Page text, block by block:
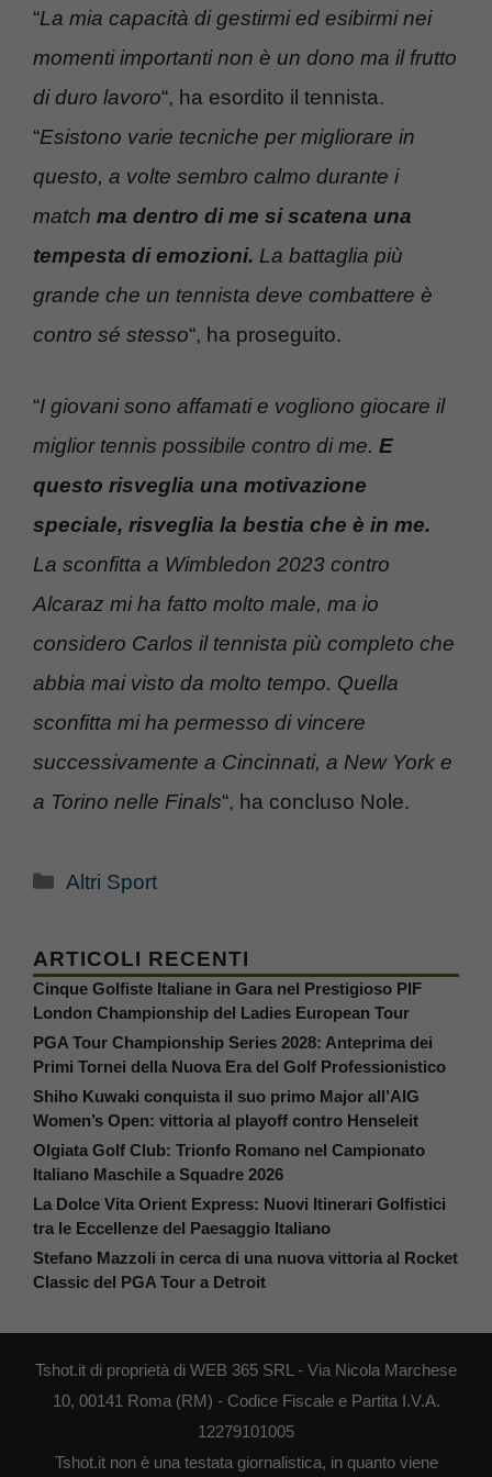
“La mia capacità di gestirmi ed esibirmi nei
momenti importanti non è un dono ma il frutto
di duro lavoro“, ha esordito il tennista.
“Esistono varie tecniche per migliorare in
questo, a volte sembro calmo durante i
match ma dentro di me si scatena una
tempesta di emozioni. La battaglia più
grande che un tennista deve combattere è
contro sé stesso“, ha proseguito.
“I giovani sono affamati e vogliono giocare il
miglior tennis possibile contro di me. E
questo risveglia una motivazione
speciale, risveglia la bestia che è in me.
La sconfitta a Wimbledon 2023 contro
Alcaraz mi ha fatto molto male, ma io
considero Carlos il tennista più completo che
abbia mai visto da molto tempo. Quella
sconfitta mi ha permesso di vincere
successivamente a Cincinnati, a New York e
a Torino nelle Finals“, ha concluso Nole.
Categorie
Altri Sport
ARTICOLI RECENTI
Cinque Golfiste Italiane in Gara nel Prestigioso PIF
London Championship del Ladies European Tour
PGA Tour Championship Series 2028: Anteprima dei
Primi Tornei della Nuova Era del Golf Professionistico
Shiho Kuwaki conquista il suo primo Major all’AIG
Women’s Open: vittoria al playoff contro Henseleit
Olgiata Golf Club: Trionfo Romano nel Campionato
Italiano Maschile a Squadre 2026
La Dolce Vita Orient Express: Nuovi Itinerari Golfistici
tra le Eccellenze del Paesaggio Italiano
Stefano Mazzoli in cerca di una nuova vittoria al Rocket
Classic del PGA Tour a Detroit
Tshot.it di proprietà di WEB 365 SRL - Via Nicola Marchese
10, 00141 Roma (RM) - Codice Fiscale e Partita I.V.A.
12279101005
Tshot.it non è una testata giornalistica, in quanto viene